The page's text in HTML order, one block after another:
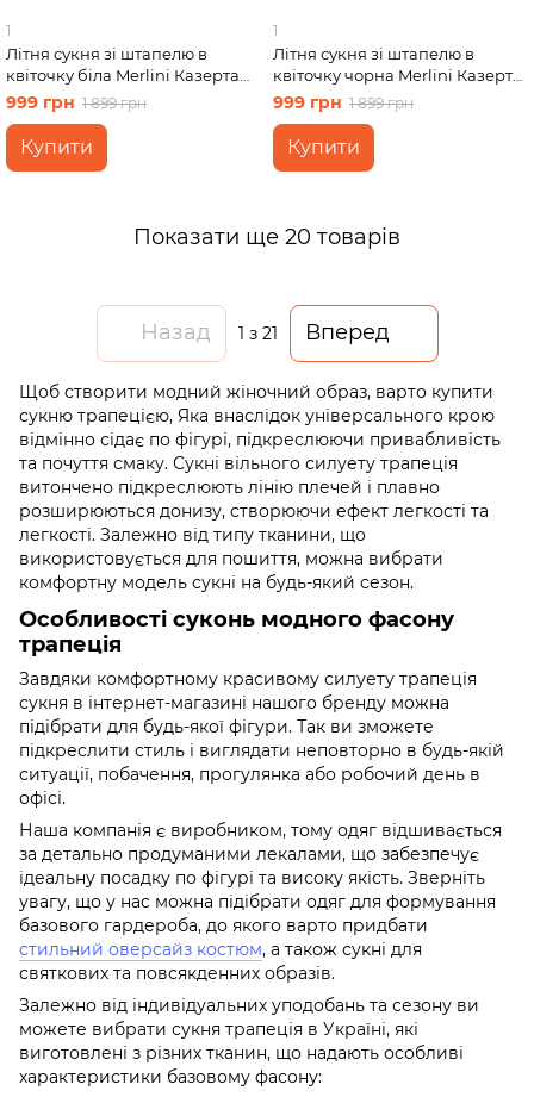
1
Літня сукня зі штапелю в
квіточку біла Merlini Казерта
700001888 розмір S-M
999 грн 1 899 грн
Купити
1
Літня сукня зі штапелю в
квіточку чорна Merlini Казерта
700001884 розмір L-XL
999 грн 1 899 грн
Купити
Показати ще 20 товарів
Назад 1 з 21 Вперед
Щоб створити модний жіночний образ, варто купити
сукню трапецією, Яка внаслідок універсального крою
відмінно сідає по фігурі, підкреслюючи привабливість
та почуття смаку. Сукні вільного силуету трапеція
витончено підкреслюють лінію плечей і плавно
розширюються донизу, створюючи ефект легкості та
легкості. Залежно від типу тканини, що
використовується для пошиття, можна вибрати
комфортну модель сукні на будь-який сезон.
Особливості суконь модного фасону
трапеція
Завдяки комфортному красивому силуету трапеція
сукня в інтернет-магазині нашого бренду можна
підібрати для будь-якої фігури. Так ви зможете
підкреслити стиль і виглядати неповторно в будь-якій
ситуації, побачення, прогулянка або робочий день в
офісі.
Наша компанія є виробником, тому одяг відшивається
за детально продуманими лекалами, що забезпечує
ідеальну посадку по фігурі та високу якість. Зверніть
увагу, що у нас можна підібрати одяг для формування
базового гардероба, до якого варто придбати
стильний оверсайз костюм, а також сукні для
святкових та повсякденних образів.
Залежно від індивідуальних уподобань та сезону ви
можете вибрати сукня трапеція в Україні, які
виготовлені з різних тканин, що надають особливі
характеристики базовому фасону: